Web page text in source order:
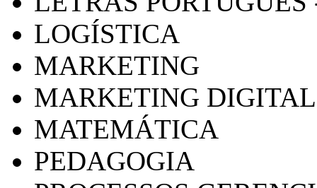
LOGÍSTICA
MARKETING
MARKETING DIGITAL
MATEMÁTICA
PEDAGOGIA